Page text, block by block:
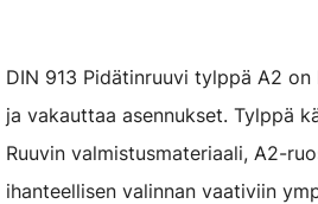
DIN 913 Pidätinruuvi tylppä A2
ja vakauttaa asennukset. Tylppä
Ruuvin valmistusmateriaali, A2-
ihanteellisen valinnan vaativiin